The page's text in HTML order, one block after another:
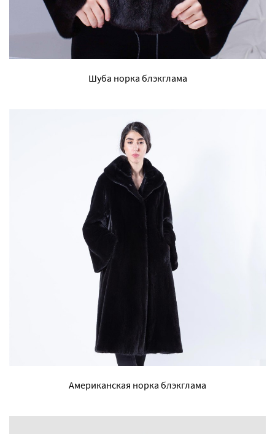
Шуба норка блэкглама
Американская норка блэкглама